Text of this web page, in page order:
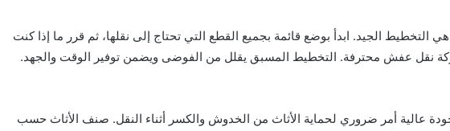
الجيد. ابدأ بوضع قائمة بجميع القطع التي تحتاج إلى نقلها، ثم قرر ما إذا كنت
نقل عفش محترفة. التخطيط المسبق يقلل من الفوضى ويضمن توفير الوقت والجهد.
عالية أمر ضروري لحماية الأثاث من الخدوش والكسر أثناء النقل. صنف الأثاث حسب